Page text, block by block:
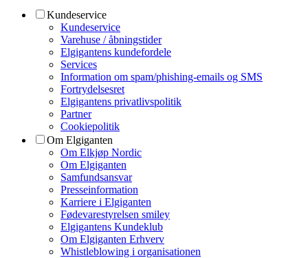
Kundeservice
Kundeservice
Varehuse / åbningstider
Elgigantens kundefordele
Services
Information om spam/phishing-emails og SMS
Fortrydelsesret
Elgigantens privatlivspolitik
Partner
Cookiepolitik
Om Elgiganten
Om Elkjøp Nordic
Om Elgiganten
Samfundsansvar
Presseinformation
Karriere i Elgiganten
Fødevarestyrelsen smiley
Elgigantens Kundeklub
Om Elgiganten Erhverv
Whistleblowing i organisationen